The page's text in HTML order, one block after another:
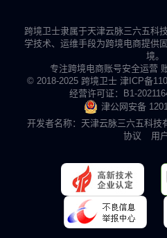
跨境卫士隶属于天津云脉三六五科
学技术、运维手段为跨境电商提供
境。
专注跨境电商账号安全运营
© 2018-2025 跨境卫士 津ICP备
经营许可证：B1-
津公网安备
开发者名称：天津云脉三六五科技
协议
用